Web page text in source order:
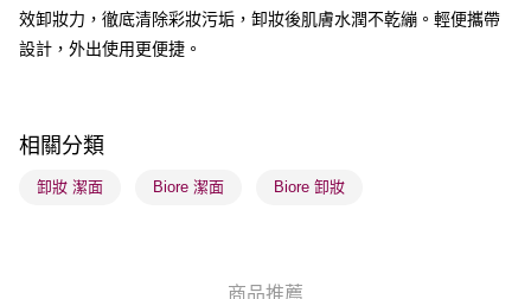
送貨方式
順豐自助櫃 - 確認發貨後1-3個工作天送達
順豐站及營業點 - 確認發貨後1-3個工作天送達
效卸妝力，徹底清除彩妝污垢，卸妝後肌膚水潤不乾繃。輕便攜帶
設計，外出使用更便捷。
相關分類
卸妝 潔面 Biore 潔面 Biore 卸妝
商品推薦